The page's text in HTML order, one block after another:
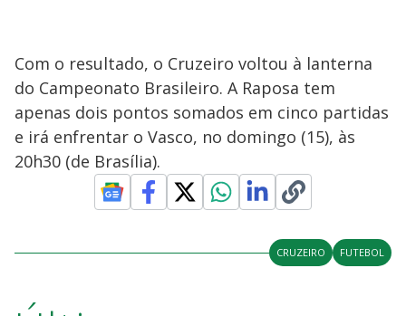
Com o resultado, o Cruzeiro voltou à lanterna
do Campeonato Brasileiro. A Raposa tem
apenas dois pontos somados em cinco partidas
e irá enfrentar o Vasco, no domingo (15), às
20h30 (de Brasília).
CRUZEIRO FUTEBOL